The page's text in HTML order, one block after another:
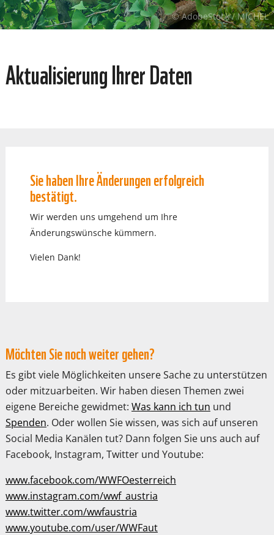
© AdobeStock / MICHEL
Aktualisierung Ihrer Daten
Sie haben Ihre Änderungen erfolgreich
bestätigt.
Wir werden uns umgehend um Ihre
Änderungswünsche kümmern.
Vielen Dank!
Möchten Sie noch weiter gehen?
Es gibt viele Möglichkeiten unsere Sache zu unterstützen
oder mitzuarbeiten. Wir haben diesen Themen zwei
eigene Bereiche gewidmet: Was kann ich tun und
Spenden. Oder wollen Sie wissen, was sich auf unseren
Social Media Kanälen tut? Dann folgen Sie uns auch auf
Facebook, Instagram, Twitter und Youtube:
www.facebook.com/WWFOesterreich
www.instagram.com/wwf_austria
www.twitter.com/wwfaustria
www.youtube.com/user/WWFaut
PANDAS LIEBEN COOKIES, WIR AUCH!
Cookies helfen unser Angebot nutzerfreundlich zu gestalten
& erlauben uns eine Analyse der Zugriffe auf die Website.
Infos dazu findest du in unserer Datenschutzerklärung.
UnterEinstellungen kannst du verwalten, welche Art von
Cookies gesetzt werden. Deine Auswahl kannst du über den
entsprechenden Link im Footer der Website jederzeit
widerrufen.
Zustimmen Ablehnen